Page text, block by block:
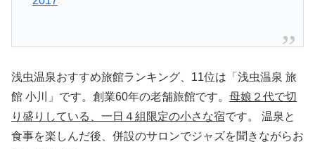
浅虫温泉おすすめ旅館ランキング、11位は「浅虫温泉 旅
館 小川」です。創業60年の老舗旅館です。 母娘２代で切
り盛りしている、一日４組限定の小さな宿です。 温泉と
食事を楽しんだ後、併設のサロンでジャズを聞きながらお